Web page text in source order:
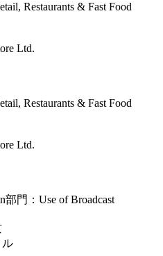
Restaurants & Fast Food
Ltd.
Restaurants & Fast Food
Ltd.
部門：Use of Broadcast
ル